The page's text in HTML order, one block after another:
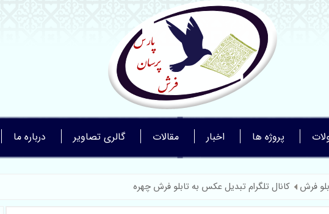
پروژه ها اخبار مقالات گالری تصاویر درباره ما
فرش کانال تلگرام تبدیل عکس به تابلو فرش چهره